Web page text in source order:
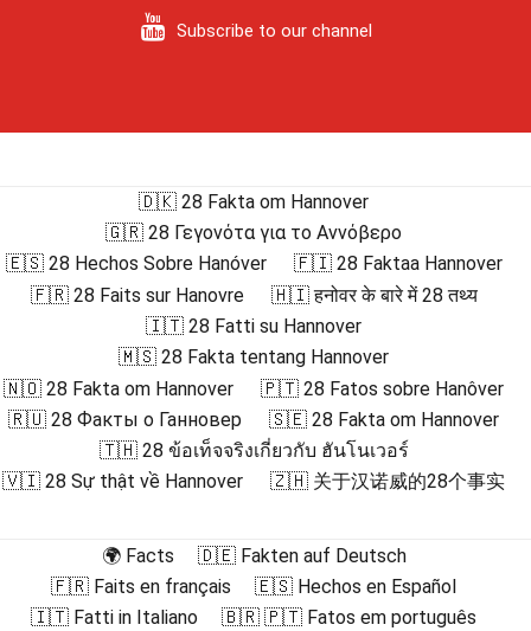
Subscribe to our channel
🇩🇰 28 Fakta om Hannover
🇬🇷 28 Γεγονότα για το Αννόβερο
🇪🇸 28 Hechos Sobre Hanóver
🇫🇮 28 Faktaa Hannover
🇫🇷 28 Faits sur Hanovre
🇭🇮 हनोवर के बारे में 28 तथ्य
🇮🇹 28 Fatti su Hannover
🇲🇸 28 Fakta tentang Hannover
🇳🇴 28 Fakta om Hannover
🇵🇹 28 Fatos sobre Hanôver
🇷🇺 28 Факты о Ганновер
🇸🇪 28 Fakta om Hannover
🇹🇭 28 ข้อเท็จจริงเกี่ยวกับ ฮันโนเวอร์
🇻🇮 28 Sự thật về Hannover
🇿🇭 关于汉诺威的28个事实
🌍 Facts
🇩🇪 Fakten auf Deutsch
🇫🇷 Faits en français
🇪🇸 Hechos en Español
🇮🇹 Fatti in Italiano
🇧🇷 🇵🇹 Fatos em português